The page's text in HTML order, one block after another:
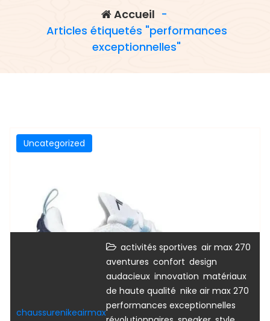
Accueil -
Articles étiquetés "performances
exceptionnelles"
Uncategorized
chaussurenikeairmax
activités sportives air max 270
aventures confort design
audacieux innovation matériaux
de haute qualité nike air max 270
performances exceptionnelles